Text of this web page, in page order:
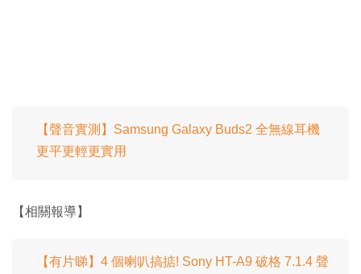
【聲音實測】Samsung Galaxy Buds2 全無線耳機
更平更輕更實用
【相關報導】
【有片睇】4 個喇叭搞掂! Sony HT-A9 破格 7.1.4 聲